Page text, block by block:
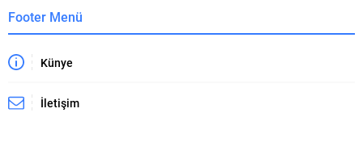
Footer Menü
Künye
İletişim